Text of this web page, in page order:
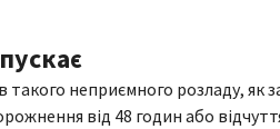
такого неприємного розладу,
від 48 годин або